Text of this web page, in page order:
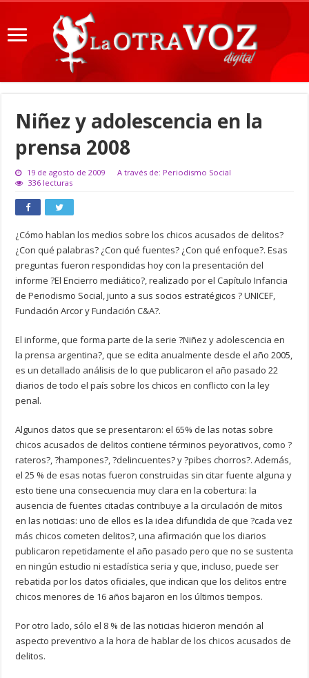
Niñez y adolescencia en la
prensa 2008
19 de agosto de 2009
A través de: Periodismo Social
336 lecturas
¿Cómo hablan los medios sobre los chicos acusados de delitos?
¿Con qué palabras? ¿Con qué fuentes? ¿Con qué enfoque?. Esas
preguntas fueron respondidas hoy con la presentación del
informe ?El Encierro mediático?, realizado por el Capítulo Infancia
de Periodismo Social, junto a sus socios estratégicos ? UNICEF,
Fundación Arcor y Fundación C&A?.
El informe, que forma parte de la serie ?Niñez y adolescencia en
la prensa argentina?, que se edita anualmente desde el año 2005,
es un detallado análisis de lo que publicaron el año pasado 22
diarios de todo el país sobre los chicos en conflicto con la ley
penal.
Algunos datos que se presentaron: el 65% de las notas sobre
chicos acusados de delitos contiene términos peyorativos, como ?
rateros?, ?hampones?, ?delincuentes? y ?pibes chorros?. Además,
el 25 % de esas notas fueron construidas sin citar fuente alguna y
esto tiene una consecuencia muy clara en la cobertura: la
ausencia de fuentes citadas contribuye a la circulación de mitos
en las noticias: uno de ellos es la idea difundida de que ?cada vez
más chicos cometen delitos?, una afirmación que los diarios
publicaron repetidamente el año pasado pero que no se sustenta
en ningún estudio ni estadística seria y que, incluso, puede ser
rebatida por los datos oficiales, que indican que los delitos entre
chicos menores de 16 años bajaron en los últimos tiempos.
Por otro lado, sólo el 8 % de las noticias hicieron mención al
aspecto preventivo a la hora de hablar de los chicos acusados de
delitos.